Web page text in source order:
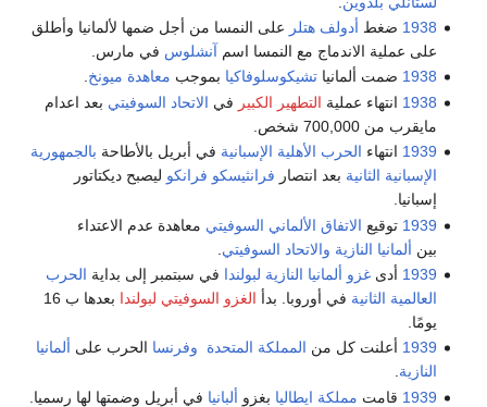
1938 ضغط أدولف هتلر على النمسا من أجل ضمها لألمانيا وأطلق
على عملية الاندماج مع النمسا اسم آنشلوس في مارس.
1938 ضمت ألمانياتشيكوسلوفاكيا بموجب معاهدة ميونخ.
1938 انتهاء عملية التطهير الكبير في الاتحاد السوفيتي بعد اعدام
مايقرب من 700,000 شخص.
1939 انتهاء الحرب الأهلية الإسبانية في أبريل بالأطاحة بالجمهورية
الإسبانية الثانية بعد انتصار فرانثيسكو فرانكو ليصبح ديكتاتور
إسبانيا.
1939 توقيع الاتفاق الألماني السوفيتي معاهدة عدم الاعتداء
بين ألمانيا النازية والاتحاد السوفيتي
1939 أدىغزو ألمانيا النازية لبولندا في سبتمبر إلى بداية الحرب
العالمية الثانية في أوروبا. بدأ الغزو السوفيتي لبولندا
بعدها ب 16
يومًا.
1939 أعلنت كل من المملكة المتحدة وفرنسا الحرب على ألمانيا
النازية.
1939 قامت مملكة ايطاليا بغزو ألبانيا في أبريل وضمتها لها رسميا.